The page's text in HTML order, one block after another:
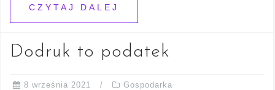
CZYTAJ DALEJ
Dodruk to podatek
8 września 2021 Gospodarka